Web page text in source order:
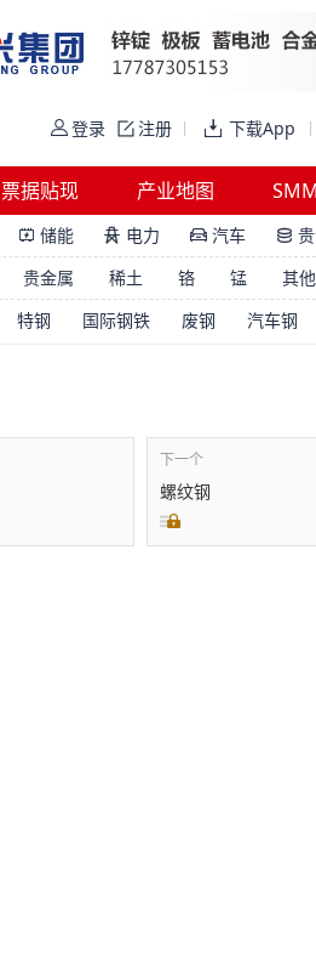
登录 注册 下载App
票据贴现 产业地图
 储能  电力  汽车 
贵金属 稀土 铬 锰
其
特钢 国际钢铁 废钢 汽车钢
下一个
螺纹钢